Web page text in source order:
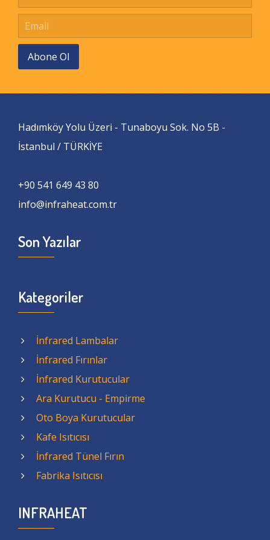
Abone Ol
Hadımköy Yolu Üzeri - Tunaboyu Sok. No 5B -
İstanbul / TÜRKİYE
+90 541 649 43 80
info@infraheat.com.tr
Son Yazılar
Kategoriler
İnfrared Lambalar
İnfrared Fırınlar
İnfrared Kurutucular
Ara Kurutucu - Empirme
Oto Boya Kurutucular
Kafe Isıtıcısı
İnfrared Tünel Fırın
Fabrika Isıtıcısı
INFRAHEAT